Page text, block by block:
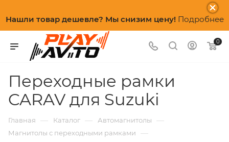
Нашли товар дешевле? Мы снизим цену! Подробнее
0
Переходные рамки
CARAV для Suzuki
Главная — Каталог — Автомагнитолы —
Магнитолы с переходными рамками —